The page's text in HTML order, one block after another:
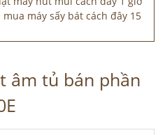
máy sấy bát cách đây 15
âm tủ bán phần